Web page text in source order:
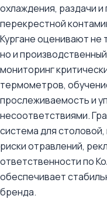
охлаждения, раздачи
перекрестной
Кургане оценивают не
но и
мониторинг
термометров,
прослеживаемость и
несоответствиями.
система для
риски отравлений,
ответственности по
обеспечивает
бренда.